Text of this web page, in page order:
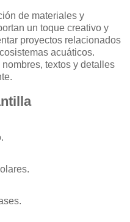
de materiales y
un toque creativo y
proyectos relacionados
acuáticos.
textos y detalles